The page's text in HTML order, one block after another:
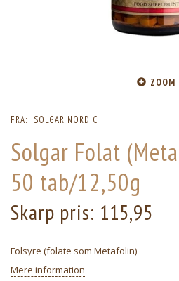
ZOOM
FRA: SOLGAR NORDIC
Solgar Folat
50 tab/12,50g
Skarp pris: 115,95
Folsyre (folate som Metafolin)
Mere information